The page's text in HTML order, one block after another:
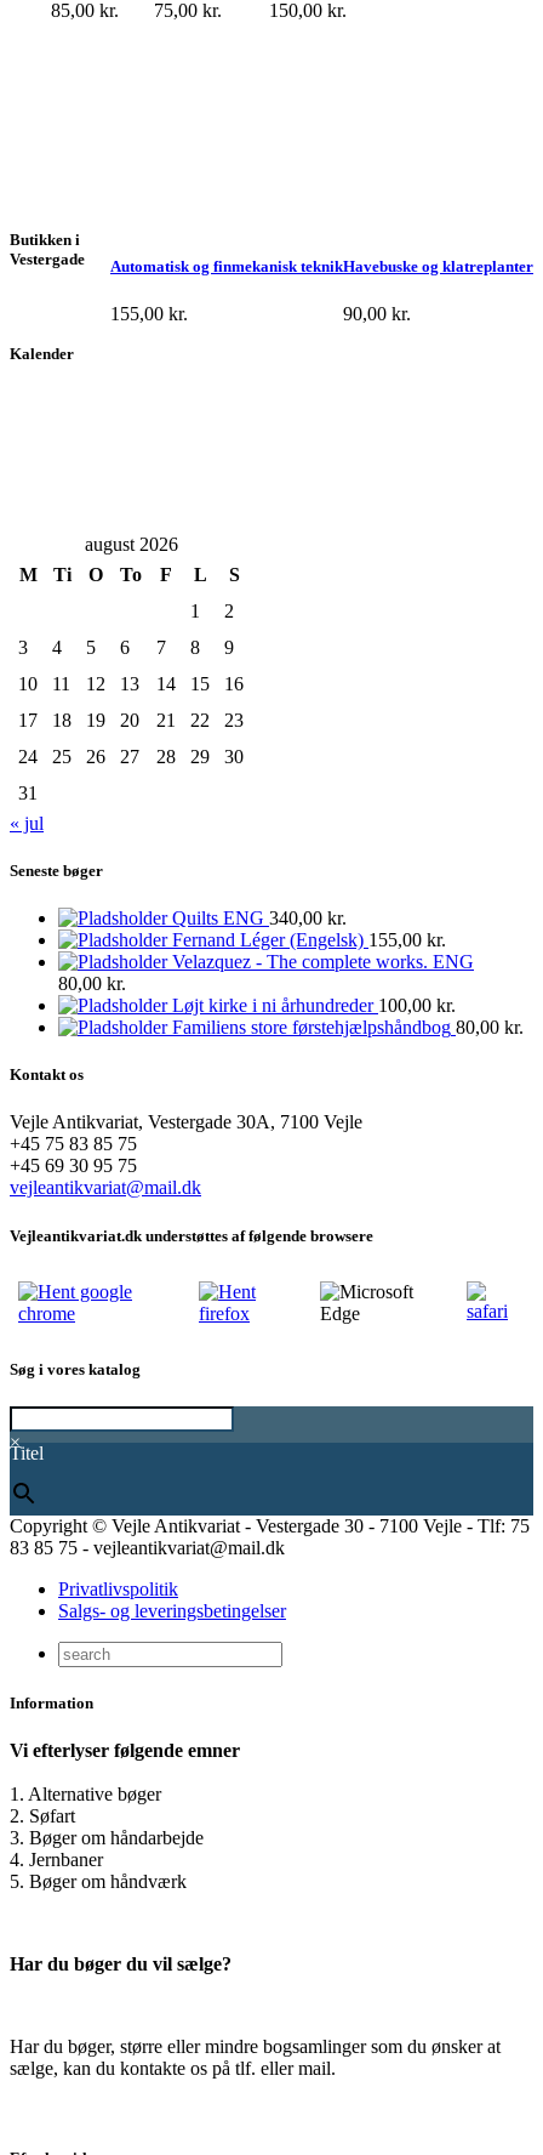
150,00 kr.
75,00 kr.
85,00 kr.
Havebuske og klatreplanter
90,00 kr.
Automatisk og finmekanisk teknik
155,00 kr.
Butikken i
Vestergade
Kalender
august 2026
M
Ti O To F L
S
1
2
3
4 5 6 7 8
9
10
11 12 13 14 15
16
17
18 19 20 21 22
23
24
25 26 27 28 29
30
31
« jul
Seneste bøger
Quilts ENG 340,00 kr.
Fernand Léger (Engelsk) 155,00 kr.
Velazquez - The complete works. ENG
80,00 kr.
Løjt kirke i ni århundreder 100,00 kr.
Familiens store førstehjælpshåndbog 80,00 kr.
Kontakt os
Vejle Antikvariat, Vestergade 30A, 7100 Vejle
+45 75 83 85 75
+45 69 30 95 75
vejleantikvariat@mail.dk
Vejleantikvariat.dk understøttes af følgende browsere
Søg i vores katalog
×
Titel
Copyright © Vejle Antikvariat - Vestergade 30 - 7100 Vejle - Tlf: 75
83 85 75 - vejleantikvariat@mail.dk
Privatlivspolitik
Salgs- og leveringsbetingelser
Information
Vi efterlyser følgende emner
1. Alternative bøger
2. Søfart
3. Bøger om håndarbejde
4. Jernbaner
5. Bøger om håndværk
Har du bøger du vil sælge?
Har du bøger, større eller mindre bogsamlinger som du ønsker at
sælge, kan du kontakte os på tlf. eller mail.